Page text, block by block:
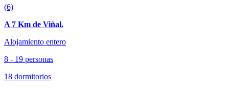
(6)
A 7 Km de Viñal.
Alojamiento entero
8 - 19 personas
18 dormitorios